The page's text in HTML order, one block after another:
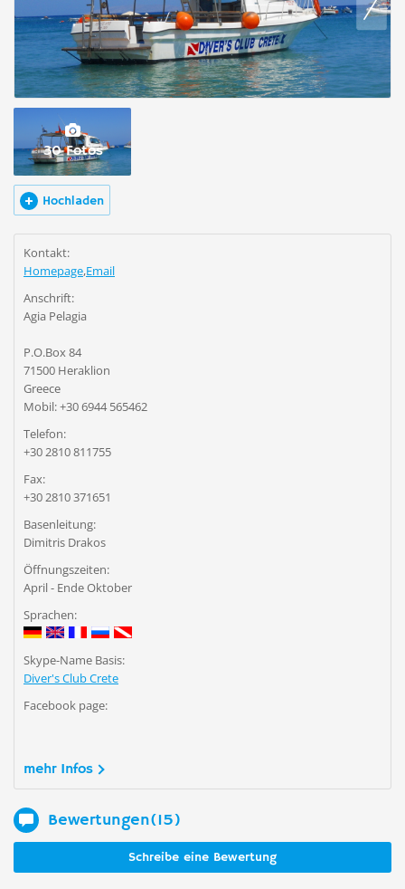
30 Fotos
Hochladen
Kontakt:
Homepage,Email
Anschrift:
Agia Pelagia
P.O.Box 84
71500 Heraklion
Greece
Mobil: +30 6944 565462
Telefon:
+30 2810 811755
Fax:
+30 2810 371651
Basenleitung:
Dimitris Drakos
Öffnungszeiten:
April - Ende Oktober
Sprachen:
Skype-Name Basis:
Diver's Club Crete
Facebook page:
mehr Infos
Bewertungen(15)
Schreibe eine Bewertung